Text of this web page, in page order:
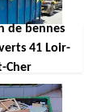
de bennes
41 Loir-
Cher